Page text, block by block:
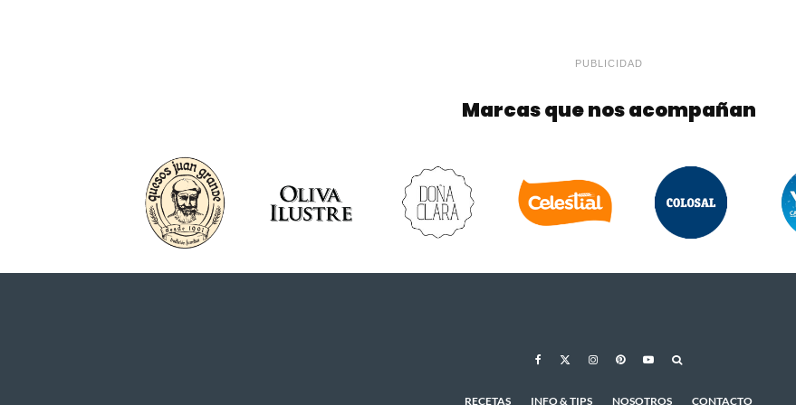
PUBLICIDAD
Marcas que nos acompañan
RECETAS INFO & TIPS NOSOTROS CONTACTO